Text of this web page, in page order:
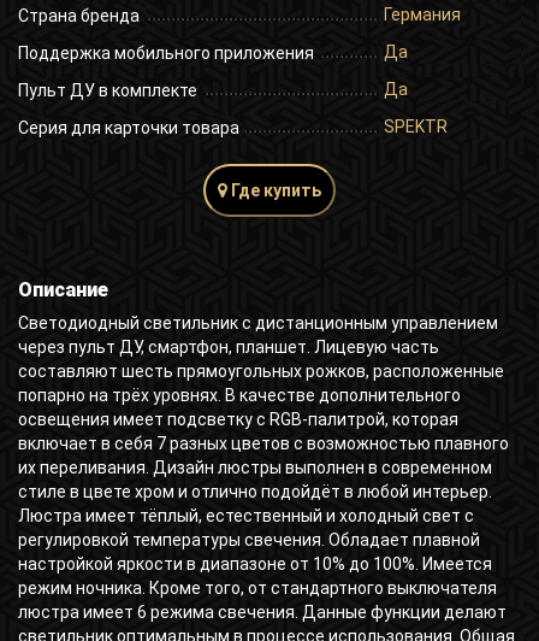
Страна бренда Германия
Поддержка мобильного приложения Да
Пульт ДУ в комплекте Да
Серия для карточки товара SPEKTR
Где купить
Описание
Светодиодный светильник с дистанционным управлением
через пульт ДУ, смартфон, планшет. Лицевую часть
составляют шесть прямоугольных рожков, расположенные
попарно на трёх уровнях. В качестве дополнительного
освещения имеет подсветку с RGB-палитрой, которая
включает в себя 7 разных цветов с возможностью плавного
их переливания. Дизайн люстры выполнен в современном
стиле в цвете хром и отлично подойдёт в любой интерьер.
Люстра имеет тёплый, естественный и холодный свет с
регулировкой температуры свечения. Обладает плавной
настройкой яркости в диапазоне от 10% до 100%. Имеется
режим ночника. Кроме того, от стандартного выключателя
люстра имеет 6 режима свечения. Данные функции делают
светильник оптимальным в процессе использования. Общая